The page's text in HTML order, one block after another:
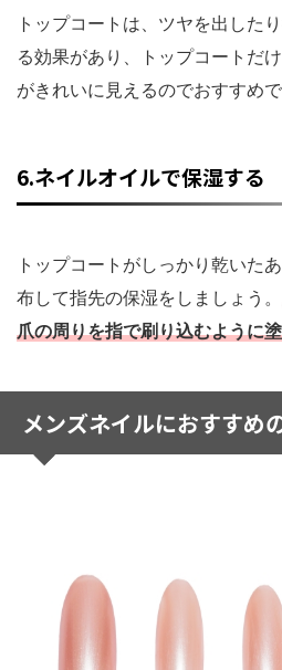
トップコートは、ツヤを出した
る効果があり、トップコートだ
がきれいに見えるのでおすすめで
6.ネイルオイルで保湿する
トップコートがしっかり乾いた
布して指先の保湿をしましょう。
爪の周りを指で刷り込むように
メンズネイルにおすすめ